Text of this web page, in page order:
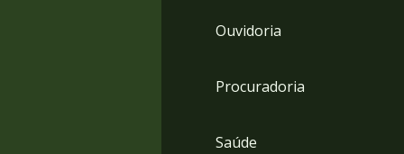
Ouvidoria
Procuradoria
Saúde